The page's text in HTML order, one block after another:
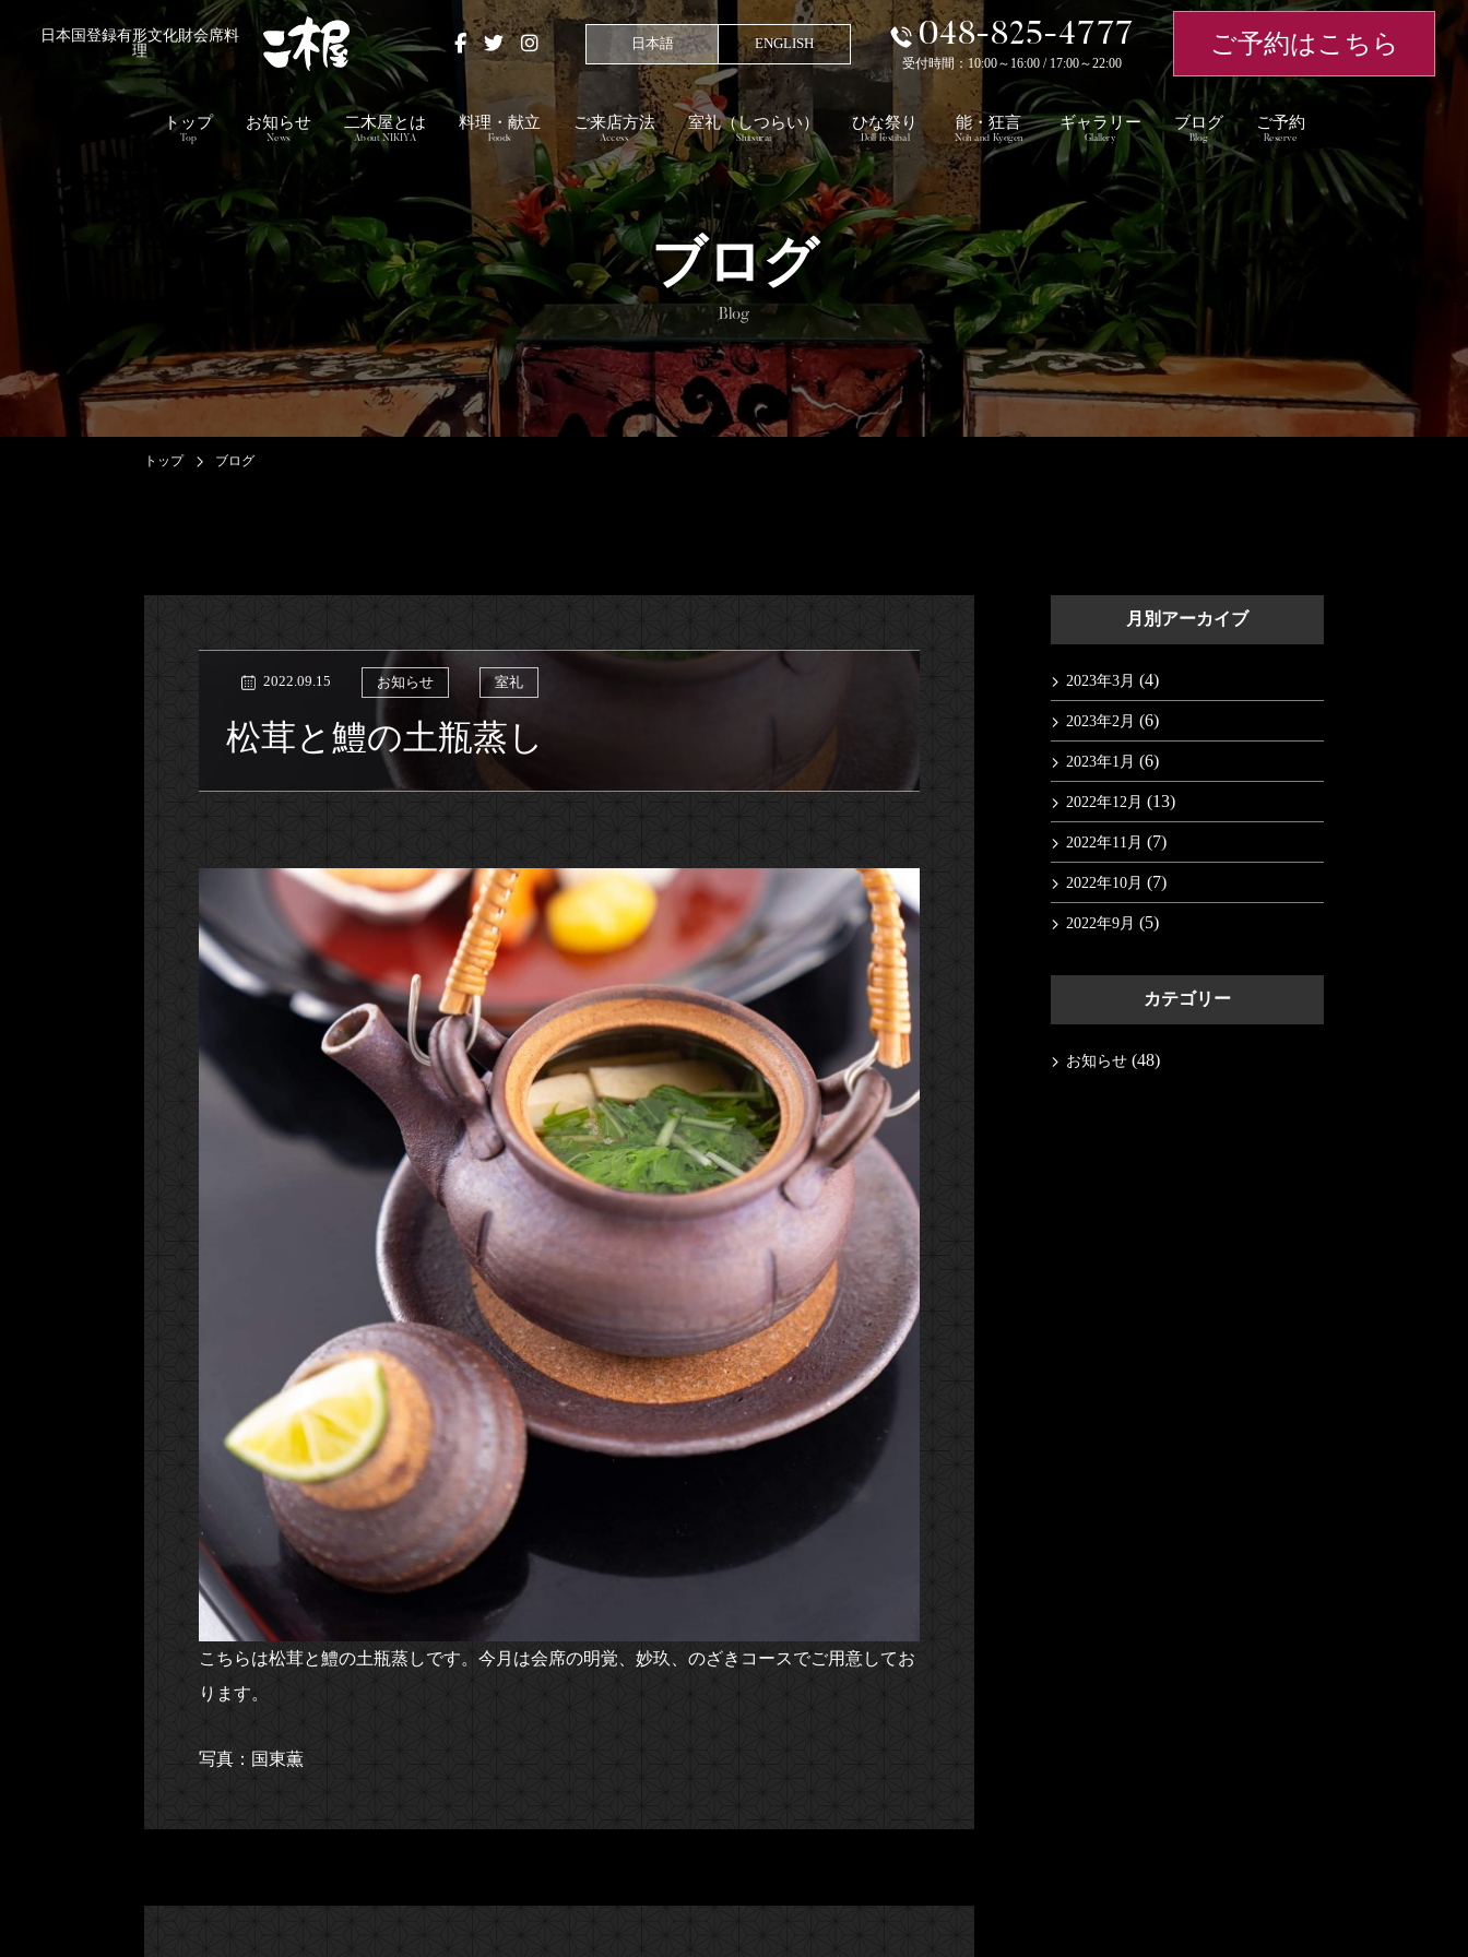
日本国登録有形文化財会席料
理
日本語 ENGLISH 048-825-4777
受付時間：10:00～16:00 / 17:00～22:00
ご予約はこちら
トップ
Top
お知らせ
News
二木屋とは
About NIKIYA
料理・献立
Foods
ご来店方法
Access
室礼（しつらい）
Shitsurai
ひな祭り
Doll Festibal
能・狂言
Noh and Kyogen
ギャラリー
Glallery
ブログ
Blog
ご予約
Reserve
ブログ
Blog
トップ ブログ
2022.09.15 お知らせ 室礼
松茸と鱧の土瓶蒸し
こちらは松茸と鱧の土瓶蒸しです。今月は会席の明覚、妙玖、のざきコースでご用意してお
ります。
写真：国東薫
月別アーカイブ
2023年3月 (4)
2023年2月 (6)
2023年1月 (6)
2022年12月 (13)
2022年11月 (7)
2022年10月 (7)
2022年9月 (5)
カテゴリー
お知らせ (48)